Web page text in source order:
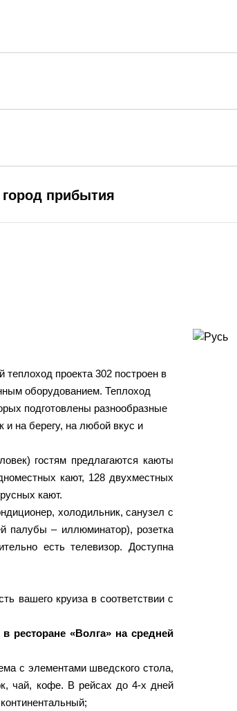
город прибытия
проекта 302 построен в
оборудованием. Теплоход
подготовлены разнообразные
и на берегу, на любой вкус и
гостям предлагаются каюты
кают, 128 двухместных
кают.
холодильник, санузел с
палубы – иллюминатор), розетка
есть телевизор. Доступна
вашего круиза в соответствии с
ресторане «Волга» на средней
с элементами шведского стола,
чай, кофе. В рейсах до 4-х дней